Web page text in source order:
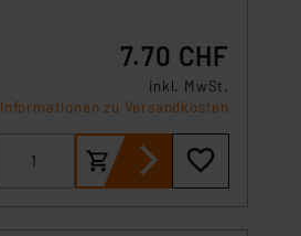
7.70 CHF
inkl. MwSt.
Informationen zu Versandkosten